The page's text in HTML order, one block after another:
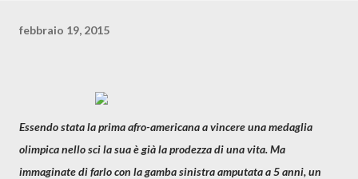
febbraio 19, 2015
Essendo stata la prima afro-americana a vincere una medaglia
olimpica nello sci la sua è già laprodezza di una vita. Ma
immaginate di farlo con la gamba sinistra amputata a 5 anni, un